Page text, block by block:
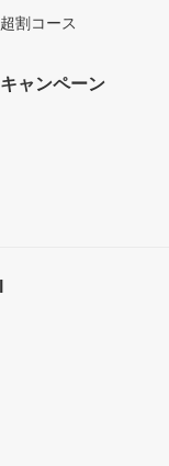
超割コース
キャンペーン